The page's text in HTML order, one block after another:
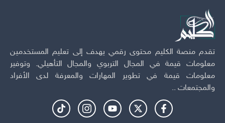
تقدم منصة الكليم محتوى رقمي يهدف إلى تعليم المستخدمين
معلومات قيمة في المجال التربوي والمجال التأهيلي. وتوفير
معلومات قيمة في تطوير المهارات والمعرفة لدى الأفراد
والمجتمعات ..